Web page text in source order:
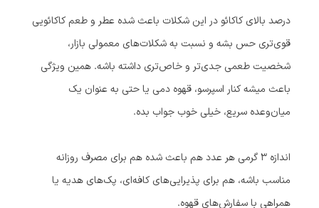
درصد بالای کاکائو در این شکلات باعث شده عطر و طعم کاکائویی
قوی‌تری حس بشه و نسبت به شکلات‌های معمولی بازار،
شخصیت طعمی جدی‌تر و خاص‌تری داشته باشه. همین ویژگی
باعث میشه کنار اسپرسو، قهوه دمی یا حتی به عنوان یک
میان‌وعده سریع، خیلی خوب جواب بده.
اندازه ۳ گرمی هر عدد هم باعث شده هم برای مصرف روزانه
مناسب باشه، هم برای پذیرایی‌های کافه‌ای، پک‌های هدیه یا
همراهی با سفارش‌های قهوه.